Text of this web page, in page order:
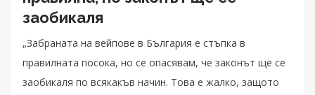
заобикаля
„Забраната на вейпове в България е стъпка в
правилната посока, но се опасявам, че законът ще се
заобикаля по всякакъв начин. Това е жалко, защото